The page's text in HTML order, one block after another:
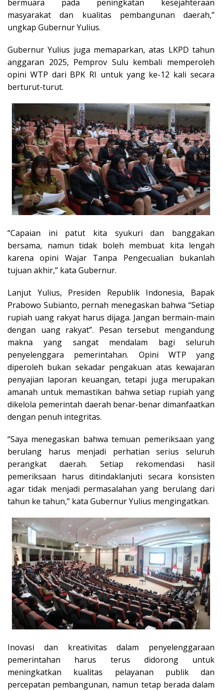
bermuara pada peningkatan kesejahteraan
masyarakat dan kualitas pembangunan daerah,”
ungkap Gubernur Yulius.
Gubernur Yulius juga memaparkan, atas LKPD tahun
anggaran 2025, Pemprov Sulu kembali memperoleh
opini WTP dari BPK RI untuk yang ke-12 kali secara
berturut-turut.
“Capaian ini patut kita syukuri dan banggakan
bersama, namun tidak boleh membuat kita lengah
karena opini Wajar Tanpa Pengecualian bukanlah
tujuan akhir,” kata Gubernur.
Lanjut Yulius, Presiden Republik Indonesia, Bapak
Prabowo Subianto, pernah menegaskan bahwa “Setiap
rupiah uang rakyat harus dijaga. Jangan bermain-main
dengan uang rakyat”. Pesan tersebut mengandung
makna yang sangat mendalam bagi seluruh
penyelenggara pemerintahan. Opini WTP yang
diperoleh bukan sekadar pengakuan atas kewajaran
penyajian laporan keuangan, tetapi juga merupakan
amanah untuk memastikan bahwa setiap rupiah yang
dikelola pemerintah daerah benar-benar dimanfaatkan
dengan penuh integritas.
“Saya menegaskan bahwa temuan pemeriksaan yang
berulang harus menjadi perhatian serius seluruh
perangkat daerah. Setiap rekomendasi hasil
pemeriksaan harus ditindaklanjuti secara konsisten
agar tidak menjadi permasalahan yang berulang dari
tahun ke tahun,” kata Gubernur Yulius mengingatkan.
Inovasi dan kreativitas dalam penyelenggaraan
pemerintahan harus terus didorong untuk
meningkatkan kualitas pelayanan publik dan
percepatan pembangunan, namun tetap berada dalam